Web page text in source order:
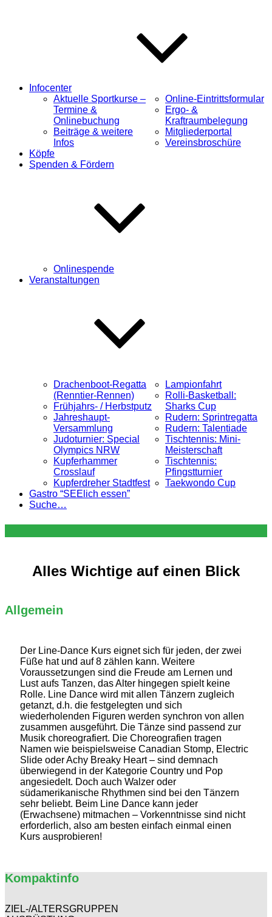
Infocenter
Aktuelle Sportkurse –
Termine &
Onlinebuchung
Beiträge & weitere
Infos
Online-Eintrittsformular
Ergo- &
Kraftraumbelegung
Mitgliederportal
Vereinsbroschüre
Köpfe
Spenden & Fördern
Onlinespende
Veranstaltungen
Drachenboot-Regatta
(Renntier-Rennen)
Frühjahrs- / Herbstputz
Jahreshaupt-
Versammlung
Judoturnier: Special
Olympics NRW
Kupferhammer
Crosslauf
Kupferdreher Stadtfest
Lampionfahrt
Rolli-Basketball:
Sharks Cup
Rudern: Sprintregatta
Rudern: Talentiade
Tischtennis: Mini-
Meisterschaft
Tischtennis:
Pfingstturnier
Taekwondo Cup
Gastro “SEElich essen”
Suche…
Alles Wichtige auf einen Blick
Allgemein
Der Line-Dance Kurs eignet sich für jeden, der zwei
Füße hat und auf 8 zählen kann. Weitere
Voraussetzungen sind die Freude am Lernen und
Lust aufs Tanzen, das Alter hingegen spielt keine
Rolle. Line Dance wird mit allen Tänzern zugleich
getanzt, d.h. die festgelegten und sich
wiederholenden Figuren werden synchron von allen
zusammen ausgeführt. Die Tänze sind passend zur
Musik choreografiert. Die Choreografien tragen
Namen wie beispielsweise Canadian Stomp, Electric
Slide oder Achy Breaky Heart – sind demnach
überwiegend in der Kategorie Country und Pop
angesiedelt. Doch auch Walzer oder
südamerikanische Rhythmen sind bei den Tänzern
sehr beliebt. Beim Line Dance kann jeder
(Erwachsene) mitmachen – Vorkenntnisse sind nicht
erforderlich, also am besten einfach einmal einen
Kurs ausprobieren!
Kompaktinfo
ZIEL-/ALTERSGRUPPEN